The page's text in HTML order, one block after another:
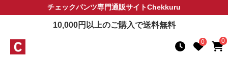
チェックパンツ専門通販サイトChekkuru
10,000円以上のご購入で送料無料
0 0